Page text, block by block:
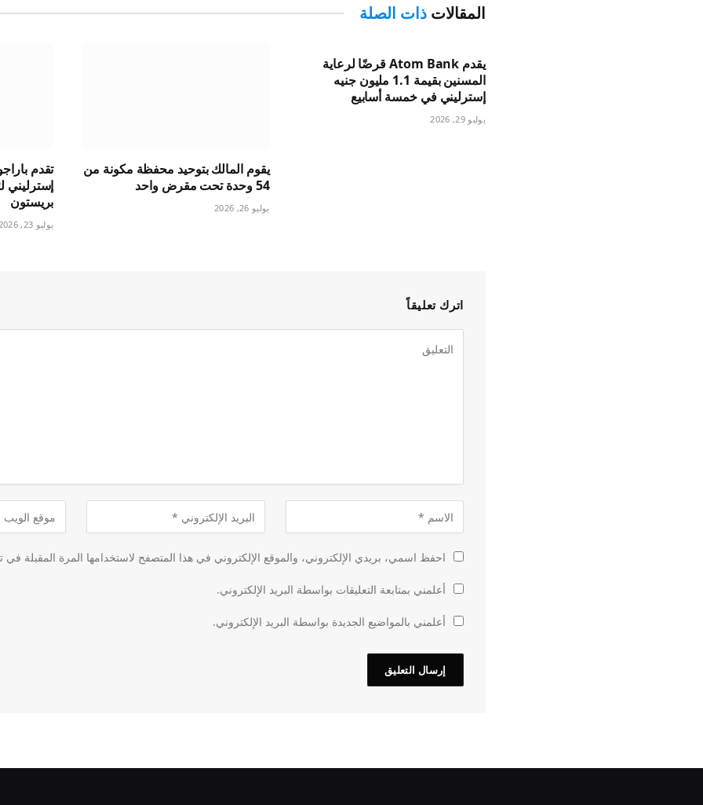
المقالاتذات الصلة
يقدم Atom Bank قرضًا لرعاية
المسنين بقيمة 1.1 مليون جنيه
إسترليني في خمسة أسابيع
يوليو 29, 2026
يقوم المالك بتوحيد محفظة مكونة من
54 وحدة تحت مقرض واحد
يوليو 26, 2026
بريستون
يوليو 23, 2026
اترك تعليقاً
احفظ اسمي، بريدي الإلكتروني، والموقع الإلكتروني في هذا المتصفح لاستخدامها المرة المقبلة في
أعلمني بمتابعة التعليقات بواسطة البريد الإلكتروني.
أعلمني بالمواضيع الجديدة بواسطة البريد الإلكتروني.